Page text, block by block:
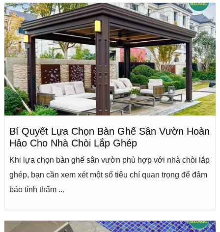
Bí Quyết Lựa Chọn Bàn Ghế Sân Vườn Hoàn
Hảo Cho Nhà Chòi Lắp Ghép
Khi lựa chọn bàn ghế sân vườn phù hợp với nhà chòi lắp
ghép, bạn cần xem xét một số tiêu chí quan trọng để đảm
bảo tính thẩm ...